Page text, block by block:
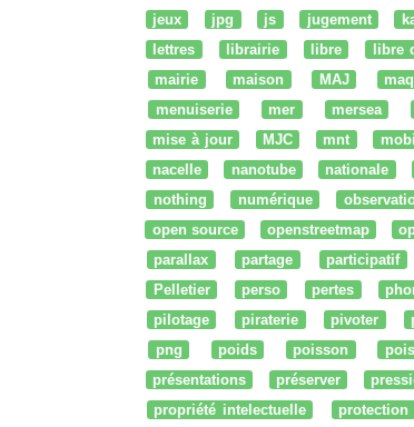
jeux
jpg js jugement
lettres
librairie libre libre
mairie
maison MAJ
menuiserie
mer mersea
mise à jour
MJC mnt
nacelle
nanotube nationale
nothing
numérique
open source
openstreetmap
parallax
partage participatif
Pelletier
perso pertes
pilotage
piraterie pivoter
png
poids poisson
présentations
préserver
propriété intelectuelle
protection